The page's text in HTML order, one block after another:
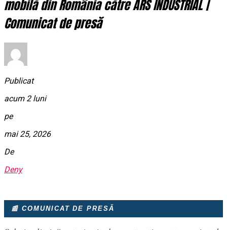
mobilă din România către ARS INDUSTRIAL |
Comunicat de presă
Publicat
acum 2 luni
pe
mai 25, 2026
De
Deny
📰 COMUNICAT DE PRESĂ